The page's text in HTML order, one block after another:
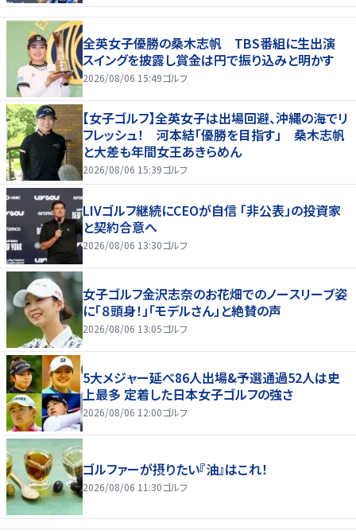
全英女子優勝の桑木志帆 TBS番組に生出演
スイングを披露し賞金は円で振り込みと明かす
2026/08/06 15:49ゴルフ
【女子ゴルフ】全英女子は出場回避、沖縄の海でリ
フレッシュ！ 河本結「優勝を目指す」 桑木志帆
と大差も年間女王あきらめん
2026/08/06 15:39ゴルフ
LIVゴルフ継続にCEOが自信 「非公表」の投資家
と契約合意へ
2026/08/06 13:30ゴルフ
女子ゴルフ金沢志奈のお花畑でのノースリーブ姿
に「８頭身！」「モデルさん」と絶賛の声
2026/08/06 13:05ゴルフ
5大メジャー延べ86人出場&予選通過52人は史
上最多 定着した日本女子ゴルフの強さ
2026/08/06 12:00ゴルフ
ゴルファーが摂りたい『油』はこれ！
2026/08/06 11:30ゴルフ